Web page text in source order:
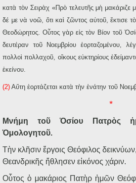
κατὰ τὸν Σειρὰχ «Πρὸ τελευτῆς μὴ μακάριζε
δέ με νὰ νοῶ, ὅτι καὶ ζῶντος αὐτοῦ, ἔκτισε
Θεοδώρητος. Οὗτος γὰρ εἰς τὸν Βίον τοῦ
δευτέραν τοῦ Νοεμβρίου ἑορταζομένου,
πολλοὶ πολλαχοῦ, οἴκους εὐκτηρίους
ἐκείνου.
(2) Αὕτη ἑορτάζεται κατὰ τὴν ἐνάτην τοῦ
*
Μνήμη τοῦ Ὁσίου Πατρὸς
Ὁμολογητοῦ.
Τὴν κλῆσιν ἔργοις Θεόφιλος δεικνύων,
Θεανδρικῆς ἤθλησεν εἰκόνος χάριν.
Οὗτος ὁ μακάριος Πατὴρ ἡμῶν